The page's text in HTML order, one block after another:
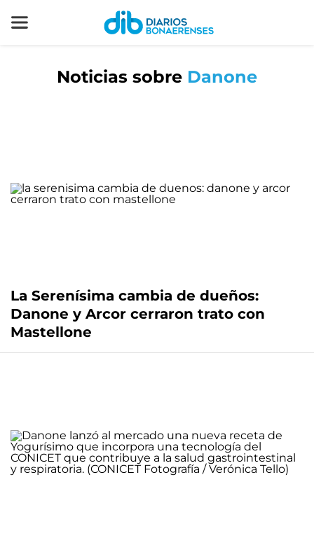
Noticias sobre Danone
La Serenísima cambia de dueños:
Danone y Arcor cerraron trato con
Mastellone